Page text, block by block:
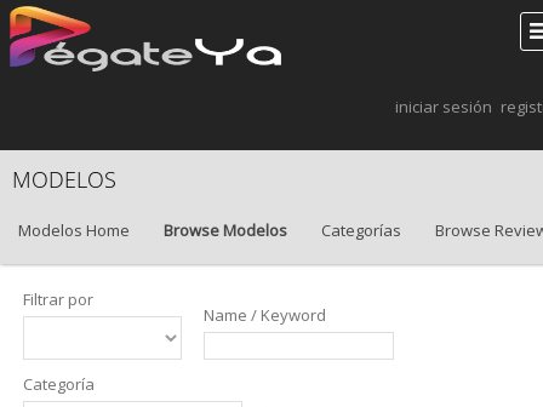
iniciar sesión
MODELOS
Modelos Home Browse Modelos Categorías Browse
Filtrar por
Name / Keyword
Categoría